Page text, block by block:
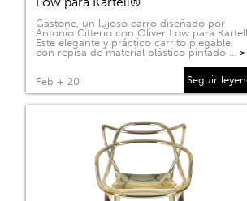
Gastone, un lujoso carro diseñado por
Antonio Citterio con Oliver Low para
Este elegante y práctico carrito plegable,
con repisa de material plástico pintado … >
Feb + 20 Seguir